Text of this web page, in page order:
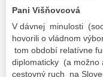
Pani Višňovcová
V dávnej minulosti
hovorili o vládnom
tom období relatívne
diplomaticky (a možno
cestovný ruch na